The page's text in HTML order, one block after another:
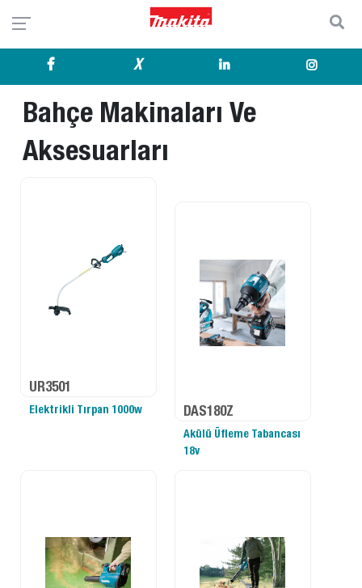
X
Bahçe Makinaları Ve
Aksesuarları
UR3501
Elektrikli Tırpan 1000w DAS180Z
Akülü Üfleme Tabancası
18v